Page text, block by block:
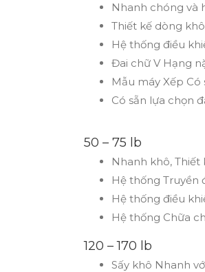
Nhanh chóng và
Thiết kế dòng
Hệ thống điều
Đai chữ V Hạng
Mẫu máy Xếp Có
Có sẵn lựa chọn
50 – 75 lb
Nhanh khô,
Hệ thống Truyền
Hệ thống điều
Hệ thống Chữa
120 – 170 lb
Sấy khô Nhanh